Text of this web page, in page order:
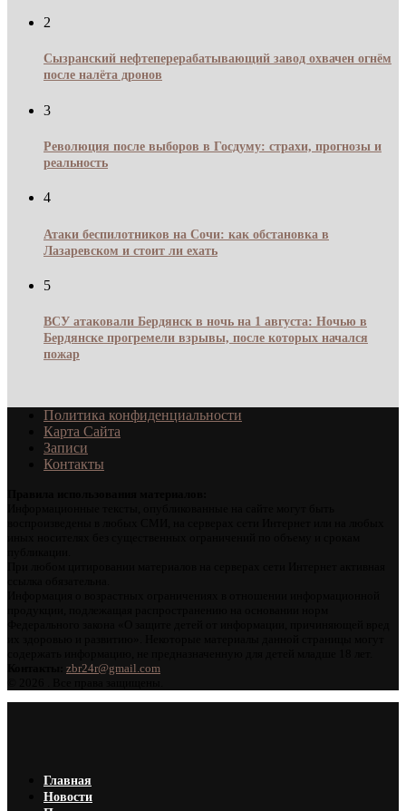
2
Сызранский нефтеперерабатывающий завод охвачен огнём
после налёта дронов
3
Революция после выборов в Госдуму: страхи, прогнозы и
реальность
4
Атаки беспилотников на Сочи: как обстановка в
Лазаревском и стоит ли ехать
5
ВСУ атаковали Бердянск в ночь на 1 августа: Ночью в
Бердянске прогремели взрывы, после которых начался
пожар
Политика конфиденциальности
Карта Сайта
Записи
Контакты
zbr24r@gmail.com
Главная
Новости